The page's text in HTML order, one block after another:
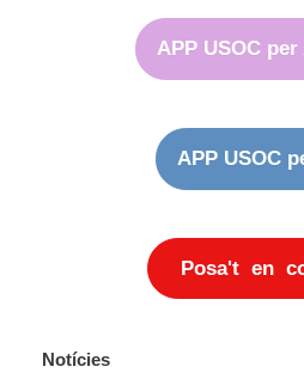
APP USOC
APP USOC
Posa't en
Notícies